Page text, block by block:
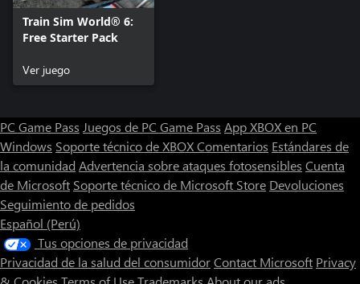
Train Sim World® 6:
Free Starter Pack
Ver juego
PC Game Pass Juegos de PC Game Pass App XBOX en PC
Windows Soporte técnico de XBOXComentarios Estándares de
la comunidad Advertencia sobre ataques fotosensibles Cuenta
de Microsoft Soporte técnico de Microsoft Store Devoluciones
Seguimiento de pedidos
Español (Perú)
Tus opciones de privacidad
Privacidad de la salud del consumidorContact Microsoft Privacy